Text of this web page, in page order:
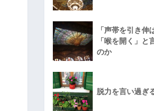
「声帯を引き伸
「喉を開く」と
のか
脱力を言い過ぎ